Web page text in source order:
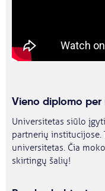
Vieno diplomo per
Universitetas siūlo
partnerių
universitetas. Čia
skirtingų šalių!